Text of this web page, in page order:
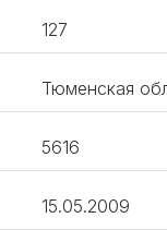
127
Тюменская
5616
15.05.2009